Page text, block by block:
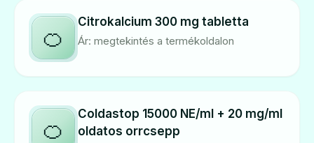
🍊
Citrokalcium 300 mg tabletta
Ár: megtekintés a termékoldalon
🍊
Coldastop 15000 NE/ml + 20 mg/ml
oldatos orrcsepp